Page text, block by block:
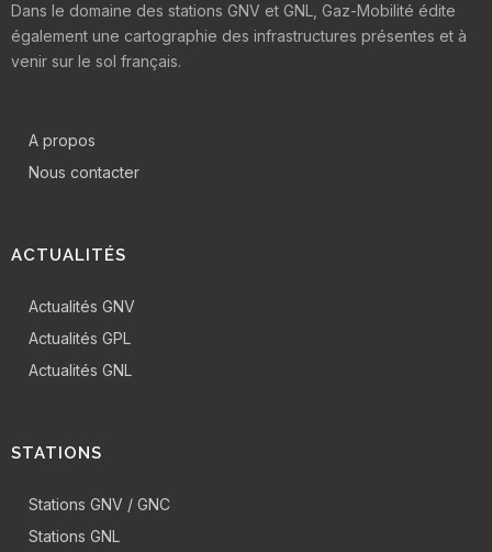
Dans le domaine des stations GNV et GNL, Gaz-Mobilité édite
également une cartographie des infrastructures présentes et à
venir sur le sol français.
A propos
Nous contacter
ACTUALITÉS
Actualités GNV
Actualités GPL
Actualités GNL
STATIONS
Stations GNV / GNC
Stations GNL